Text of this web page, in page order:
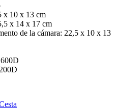
x 10 x 13 cm
x 14 x 17 cm
de la cámara: 22,5 x 10 x 13